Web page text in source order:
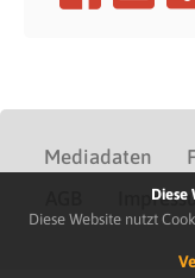
Mediadaten
Diese
Diese Website nutzt